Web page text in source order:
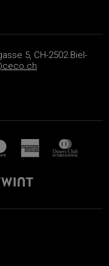
5, CH-2502 Biel-